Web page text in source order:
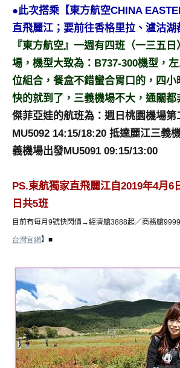
●此次搭乘【東方航空CHINA
直飛麗江；要前往香格里拉、瀘沽湖
『東方航空』一週有四班（一三五
場，機型大致為：B737-300機型，
位組合，餐盒不錯蠻合胃口的，四
快的就到了，三義機場不大，通關都
傑菲亞娃的航班為：週日桃園機場第
MU5092 14:15/18:20 抵達麗江三義
義機場出發MU5091 09:15/13:00
PS.東航獨家直飛麗江自2019年4月6
日共5班
目前有每月 9號快閃價 →經濟艙3888起／商務艙9999
台灣官網】 ■